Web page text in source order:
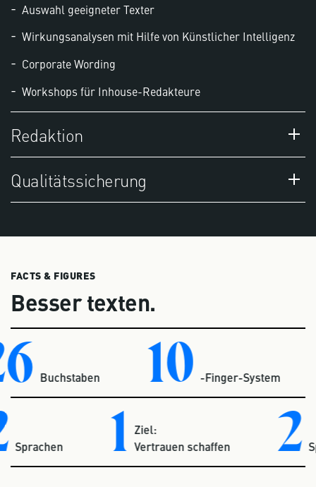
Auswahl geeigneter Texter
Wirkungsanalysen mit Hilfe von Künstlicher Intelligenz
Corporate Wording
Workshops für Inhouse-Redakteure
Redaktion
Qualitätssicherung
FACTS & FIGURES
Besser texten.
Buchstaben 10 -Finger-System
Sprachen 1
Ziel:
Vertrauen schaffen
2